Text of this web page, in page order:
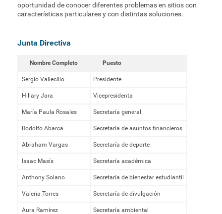
oportunidad de conocer diferentes problemas en sitios con
características particulares y con distintas soluciones.
Junta Directiva
Nombre Completo Puesto
Sergio Vallecillo Presidente
Hillary Jara Vicepresidenta
María Paula Rosales Secretaría general
Rodolfo Abarca Secretaría de asuntos financieros
Abraham Vargas Secretaría de deporte
Isaac Masís Secretaría académica
Anthony Solano Secretaría de bienestar estudiantil
Valeria Torres Secretaría de divulgación
Aura Ramírez Secretaría ambiental